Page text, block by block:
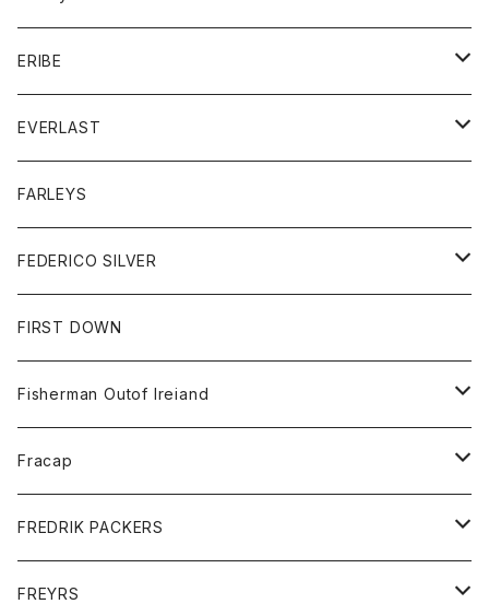
シャツ
Tシャツ
グッズ
帽子
トップス
シャツ
セーター
ボトム
ショートパンツ
パンツ
レディース
コート
ジャケット
ERIBE
ニット
EVERLAST
トップス
ジャケット
スエットシャツ
ボトム
スエットパンツ
グッズ
帽子
FARLEYS
FEDERICO SILVER
アクセサリー
FIRST DOWN
Fisherman Outof Ireiand
ニット
Fracap
グッズ
靴
FREDRIK PACKERS
アクセサリー
FREYRS